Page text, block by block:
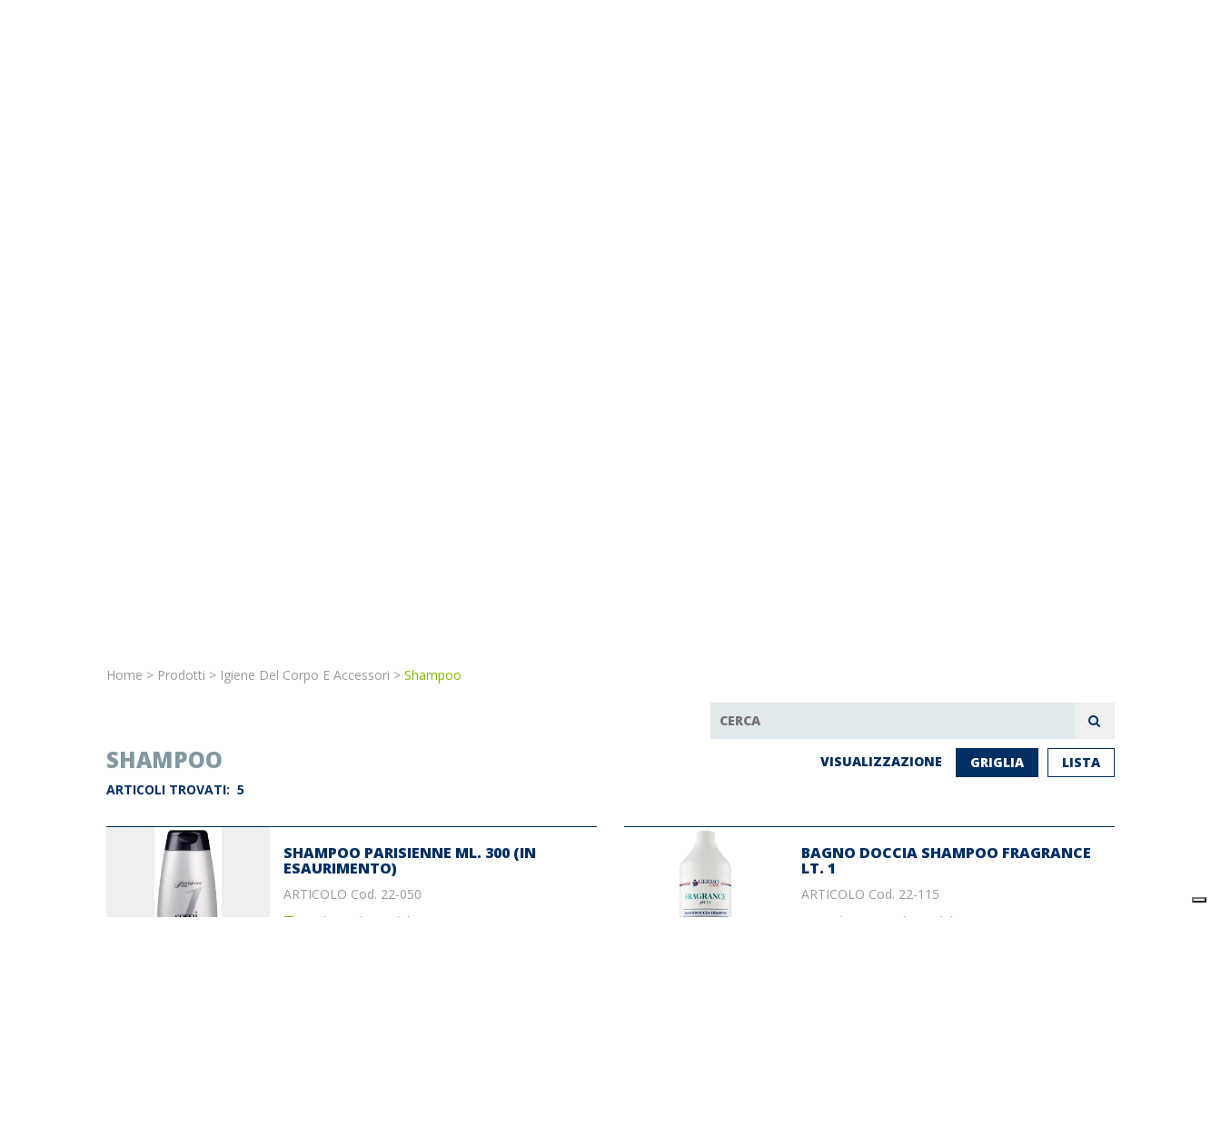
Home > Prodotti > Igiene Del Corpo E Accessori > Shampoo
SHAMPOO
ARTICOLI TROVATI: 5
VISUALIZZAZIONE GRIGLIA LISTA
SHAMPOO PARISIENNE ML. 300 (IN
ESAURIMENTO)
ARTICOLO Cod. 22-050
Prodotto disponibile
BAGNO DOCCIA SHAMPOO FRAGRANCE
LT. 1
ARTICOLO Cod. 22-115
Prodotto non disponibile